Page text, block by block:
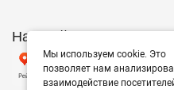
Наш рейтинг на Яндексе
Мы используем cookie. Это
позволяет нам
взаимодействие